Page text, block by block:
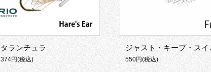
タランチュラ
374円(税込)
ジ
550円(税込)